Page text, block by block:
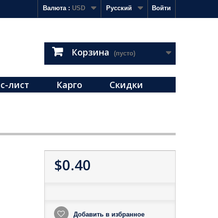
Войти
Русский
Валюта : USD
Корзина (пусто)
лист Карго Скидки
$0.40
Добавить в избранное